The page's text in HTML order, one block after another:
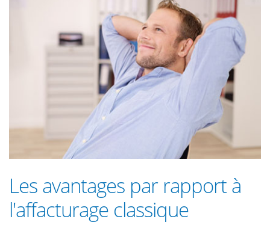
Les avantages par rapport à
l'affacturage classique